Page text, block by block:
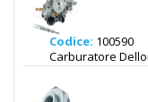
Codice: 100590
Carburatore